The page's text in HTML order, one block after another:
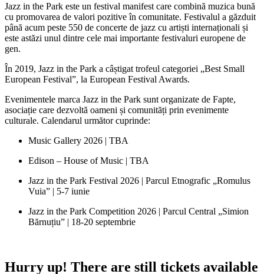
Jazz in the Park este un festival manifest care combină muzica bună
cu promovarea de valori pozitive în comunitate. Festivalul a găzduit
până acum peste 550 de concerte de jazz cu artiști internaționali și
este astăzi unul dintre cele mai importante festivaluri europene de
gen.
În 2019, Jazz in the Park a câștigat trofeul categoriei „Best Small
European Festival”, la European Festival Awards.
Evenimentele marca Jazz in the Park sunt organizate de Fapte,
asociație care dezvoltă oameni și comunități prin evenimente
culturale. Calendarul următor cuprinde:
Music Gallery 2026 | TBA
Edison – House of Music | TBA
Jazz in the Park Festival 2026 | Parcul Etnografic „Romulus
Vuia” | 5-7 iunie
Jazz in the Park Competition 2026 | Parcul Central „Simion
Bărnuțiu” | 18-20 septembrie
Hurry up! There are still tickets available